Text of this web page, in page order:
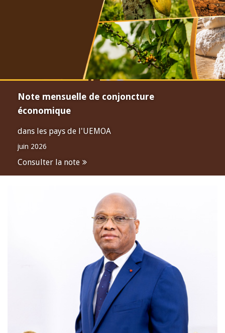
Note mensuelle de conjoncture
économique
dans les pays de l'UEMOA
juin 2026
Consulter la note